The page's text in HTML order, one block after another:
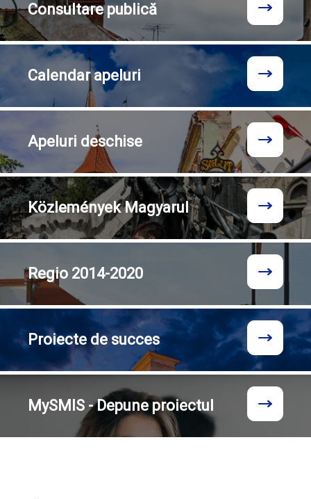
Consultarepublică
Calendarapeluri
Apeluri deschise
KözleményekMagyarul
Regio 2014-2020
Proiecte de succes
MySMIS - Depune proiectul